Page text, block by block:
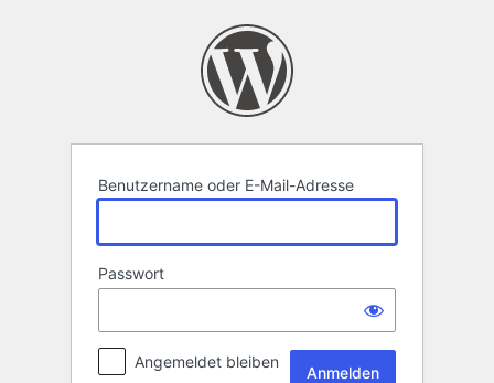
Benutzername oder E-Mail-Adresse
Passwort
Angemeldet bleiben